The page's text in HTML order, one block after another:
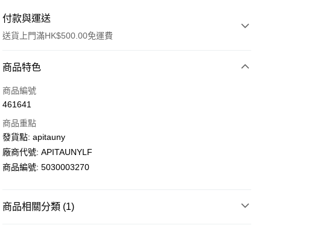
付款與運送
送貨上門滿HK$500.00免運費
付款方式
信用卡
PayMe
WeChat Pay
商品特色
商品編號
461641
商品重點
發貨點: apitauny
廠商代號: APITAUNYLF
商品編號: 5030003270
商品相關分類 (1)